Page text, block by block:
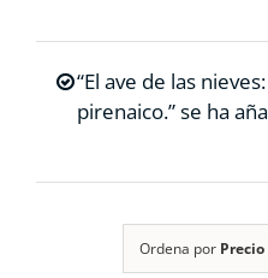
RECURSOS
“El ave de las
pirenaico.” se ha
Ordena por Precio